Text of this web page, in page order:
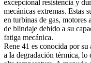
excepcional resistencia y
mecánicas extremas. Estas
en turbinas de gas, motores
de blindaje debido a su
fatiga mecánica.
Rene 41 es conocida por su
a la degradación térmica, lo